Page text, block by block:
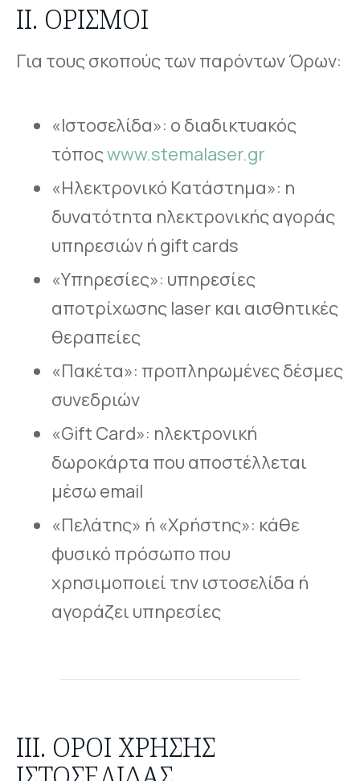
ΙΙ. ΟΡΙΣΜΟΊ
Για τους σκοπούς των παρόντων Όρων:
«Ιστοσελίδα»: ο διαδικτυακός
τόποςwww.stemalaser.gr
«Ηλεκτρονικό Κατάστημα»: η
δυνατότητα ηλεκτρονικής αγοράς
υπηρεσιών ή gift cards
«Υπηρεσίες»: υπηρεσίες
αποτρίχωσης laser και αισθητικές
θεραπείες
«Πακέτα»: προπληρωμένες δέσμες
συνεδριών
«Gift Card»: ηλεκτρονική
δωροκάρτα που αποστέλλεται
μέσω email
«Πελάτης» ή «Χρήστης»: κάθε
φυσικό πρόσωπο που
χρησιμοποιεί την ιστοσελίδα ή
αγοράζει υπηρεσίες
ΙΙΙ. ΌΡΟΙ ΧΡΉΣΗΣ